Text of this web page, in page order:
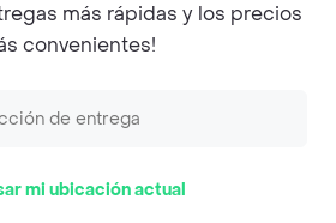
Inc. All rights reserved.
más rápidas y los precios
convenientes!
mi ubicación actual